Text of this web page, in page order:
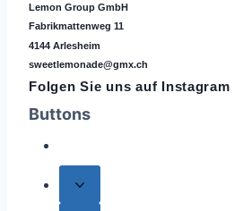
Lemon Group GmbH
Fabrikmattenweg 11
4144 Arlesheim
sweetlemonade@gmx.ch
Folgen Sie uns auf Instagram
Buttons